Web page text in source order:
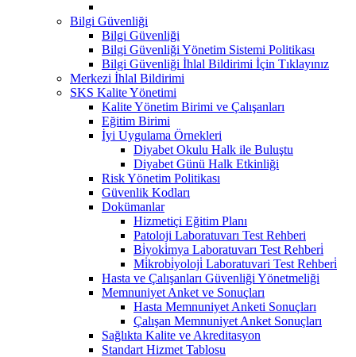
Bilgi Güvenliği
Bilgi Güvenliği
Bilgi Güvenliği Yönetim Sistemi Politikası
Bilgi Güvenliği İhlal Bildirimi İçin Tıklayınız
Merkezi İhlal Bildirimi
SKS Kalite Yönetimi
Kalite Yönetim Birimi ve Çalışanları
Eğitim Birimi
İyi Uygulama Örnekleri
Diyabet Okulu Halk ile Buluştu
Diyabet Günü Halk Etkinliği
Risk Yönetim Politikası
Güvenlik Kodları
Dokümanlar
Hizmetiçi Eğitim Planı
Patoloji Laboratuvarı Test Rehberi
Bi̇yoki̇mya Laboratuvarı Test Rehberi̇
Mi̇krobi̇yoloji̇ Laboratuvari Test Rehberi̇
Hasta ve Çalışanları Güvenliği Yönetmeliği
Memnuniyet Anket ve Sonuçları
Hasta Memnuniyet Anketi Sonuçları
Çalışan Memnuniyet Anket Sonuçları
Sağlıkta Kalite ve Akreditasyon
Standart Hizmet Tablosu